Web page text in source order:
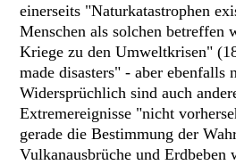
einerseits "Naturkatastrophen
Menschen als solchen betreffen
Kriege zu den Umweltkrisen"
made disasters" - aber ebenfalls
Widersprüchlich sind auch
Extremereignisse "nicht
gerade die Bestimmung der
Vulkanausbrüche und